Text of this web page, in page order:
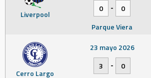
Liverpool
0
-
0
Parque Viera
Cerro Largo
23 mayo 2026
3
- 0